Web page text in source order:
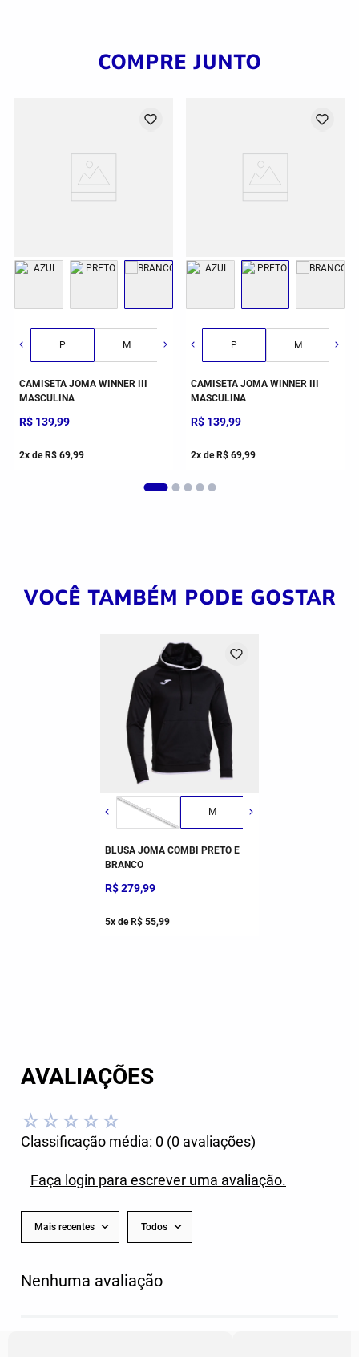
COMPRE JUNTO
G GG 2GG/3G
P M G
CAMISETA JOMA WINNER III
MASCULINA
R$ 139,99
2x deR$ 69,99
P M
CAMISETA JOMA WINNER III
MASCULINA
R$ 139,99
2x deR$ 69,99
VOCÊ TAMBÉM PODE GOSTAR
P M
BLUSA JOMA COMBI PRETO E
BRANCO
R$279,99
5x de R$ 55,99
AVALIAÇÕES
☆ ☆ ☆ ☆ ☆
Classificação média: 0 (0 avaliações)
Faça login para escrever uma avaliação.
Mais recentes Todos
Nenhuma avaliação